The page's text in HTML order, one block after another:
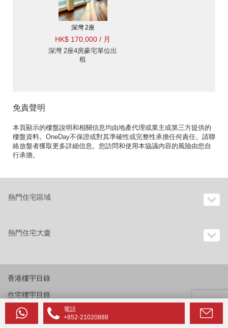
深灣 2座
HK$ 170,000 / 月
深灣 2座4房豪宅單位出
租
免責聲明
本頁顯示的樓盤說明和相關信息均由地產代理或業主或第三方提供的
樓盤資料。OneDay不保證或對其準確性或完整性承擔任何責任。請聯
絡放盤者獲取更多詳細信息。您訪問和使用本協議內容的風險由您自
行承擔。
電話
+852-21020888
熱門住宅區域
熱門住宅大廈
香港樓宇目錄
住宅樓宇目錄
商業樓宇目錄